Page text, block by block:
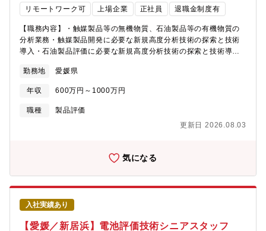
できる企業を目指すために、本求人ではジェネラルにご活躍いた
だける人事担当を募集しております。【組織の特徴】■特定の分野
に捉われずに、今まで培った知識を幅広く活用できる環境です。■
業務に必要なスキルや知識を習得できる教育や研修が充実してい
ます。■社内教育だけではなく、部内教育の実施もございますので
の「良い部分」に着目しつつ仕事を割り振るので、高いモチベー
広い年齢層ですが、年上、年下関係なく気軽に話せる雰囲気の職
場です。■中途入社の社員も多いため、比較的すぐに新しい組織文
がございます。頻度は約3～5年スパンを想定しております。【募
集背景】触媒の循環モデル構築や再生技術の先駆に加え、近年で
は地球温暖化対策やSDGsへの貢献を見据え、再生可能エネルギー
領域への挑戦も進めています。こうした中、製品開発体制と分析
技術力の強化を図るため、次世代を担う中核人材を募集します。
本ケッチェン 新居浜事業所 研究開発センター（50名）男女比：男
名、40代 8名、50代 14名、60代 5名平均年齢：41.5歳中途入社
割合：36％部門トップの年齢：50代（研究開発センター長）住友
ンプロパー社員数：40名【キャリア採用入社者・部門からのメッ
を活かしながら成長できます。技術力と信頼を強みに、持続可能
な社会に貢献するやりがいある仕事に挑戦できます。
リモートワーク可 上場企業 正社員 退職金制度有
【職務内容】・触媒製品等の無機物質、石油製品等の有機物質の
分析業務・触媒製品開発に必要な新規高度分析技術の探索と技術
導入・石油製品評価に必要な新規高度分析技術の探索と技術導
社後の教育】入社後は、経験豊富な先輩社員によるOJTを中心
に、触媒開発の実務を通じて業務理解を深めていただきます。加
えて、社内の技術・情報共有会への参加を通じて、知識の幅と実
践力を高めます。個別の面談を通してスキルやキャリアの成長を
主任クラスから将来的には課長職（グループ長）を目指していた
社営業部門や海外子会社への異動も想定しております。【魅力】
★世界トップクラスの触媒メーカーで、最先端技術の調査から製
品コンセプト立案、試作・評価、量産化支援まで一貫して関わる
ことができます。★他部門と連携しながら課題解決に取り組む中
で、企画力・分析力・マネジメント力を高め、再生可能エネルギ
ー分野にも貢献できる経験と専門性を磨けます。【働き方のイメ
ージ】■月平均残業時間：10h程度■出張頻度：国内は年に2～3
勤務地 愛媛県
年収 600万円～1000万円
職種
製品評価
更新日 2026.08.03
気になる
入社実績あり
【愛媛／新居浜】電池評価技術シニアスタッフ